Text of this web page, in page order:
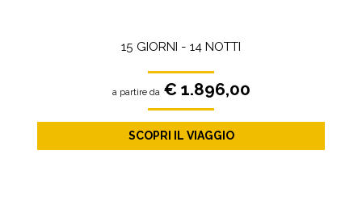
15 GIORNI - 14 NOTTI
a partire da € 1.896,00
SCOPRI IL VIAGGIO